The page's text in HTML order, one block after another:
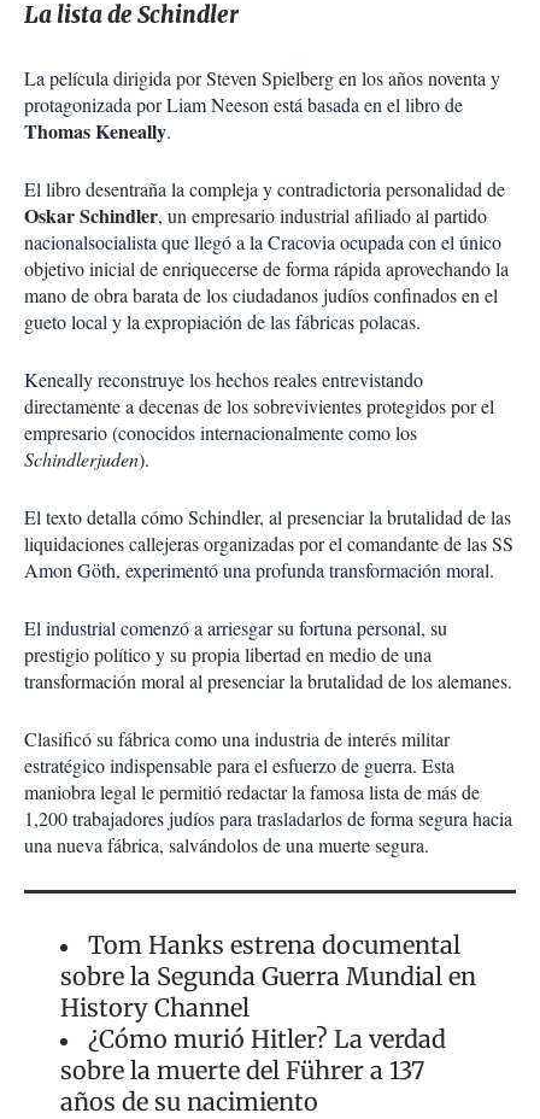
La lista de Schindler
La película dirigida por Steven Spielberg en los años noventa y
protagonizada por Liam Neeson está basada en el libro de
Thomas Keneally.
El libro desentraña la compleja y contradictoria personalidad de
Oskar Schindler, un empresario industrial afiliado al partido
nacionalsocialista que llegó a la Cracovia ocupada con el único
objetivo inicial de enriquecerse de forma rápida aprovechando la
mano de obra barata de los ciudadanos judíos confinados en el
gueto local y la expropiación de las fábricas polacas.
Keneally reconstruye los hechos reales entrevistando
directamente a decenas de los sobrevivientes protegidos por el
empresario (conocidos internacionalmente como los
Schindlerjuden).
El texto detalla cómo Schindler, al presenciar la brutalidad de las
liquidaciones callejeras organizadas por el comandante de las SS
Amon Göth, experimentó una profunda transformación moral.
El industrial comenzó a arriesgar su fortuna personal, su
prestigio político y su propia libertad en medio de una
transformación moral al presenciar la brutalidad de los alemanes.
Clasificó su fábrica como una industria de interés militar
estratégico indispensable para el esfuerzo de guerra. Esta
maniobra legal le permitió redactar la famosa lista de más de
1,200 trabajadores judíos para trasladarlos de forma segura hacia
una nueva fábrica, salvándolos de una muerte segura.
Tom Hanks estrena documental
sobre la Segunda Guerra Mundial en
History Channel
¿Cómo murió Hitler? La verdad
sobre la muerte del Führer a 137
años de su nacimiento